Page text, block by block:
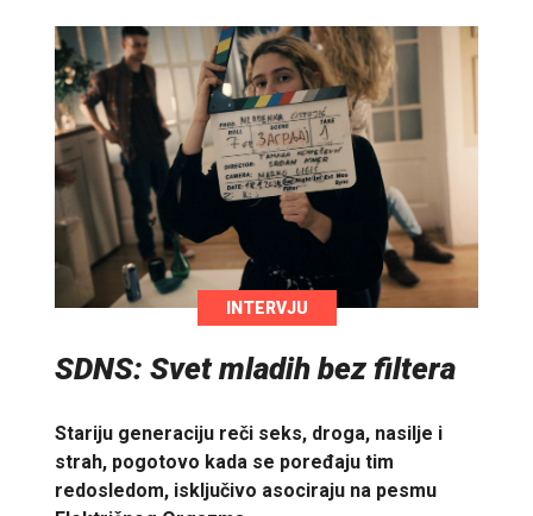
INTERVJU
SDNS: Svet mladih bez filtera
Stariju generaciju reči seks, droga, nasilje i
strah, pogotovo kada se poređaju tim
redosledom, isključivo asociraju na pesmu